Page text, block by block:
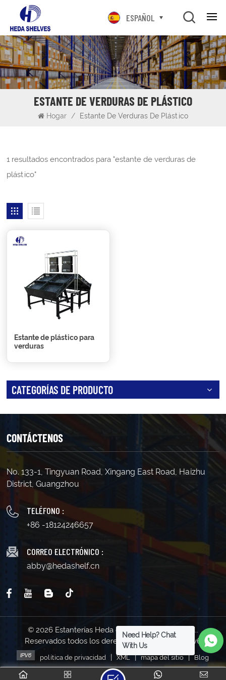
ESPAÑOL
ESTANTE DE VERDURAS DE PLÁSTICO
Hogar / Estante De Verduras De Plástico
1 resultados encontrados para "estante de verduras de
plástico"
Estante de plástico para
verduras
CATEGORÍAS DE PRODUCTO
CONTÁCTENOS
No. 133-1, Tingyuan Road, Xingang East Road, Haizhu
District, Guangzhou
TELÉFONO :
+86 -18124246657
CORREO ELECTRÓNICO :
abby@hedashelf.cn
© 2026 Estanterías Heda de Guangzhou Co., Ltd..
Reservados todos los derechos . | Soporta red IPv6
política de privacidad | XML | mapa del sitio | Blog
Need Help? Chat
With Us